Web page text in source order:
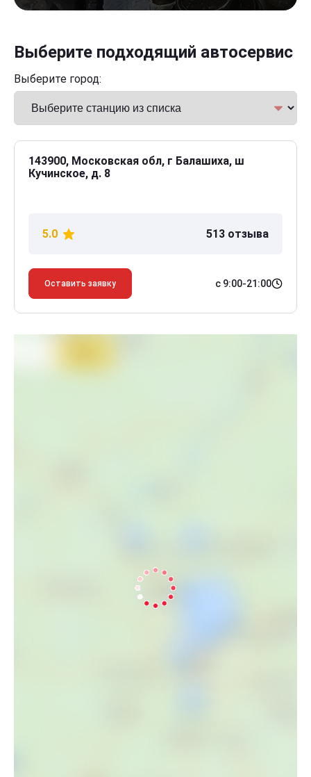
Выберите подходящий автосервис
Выберите город:
143900, Московская обл, г Балашиха, ш
Кучинское, д. 8
5.0 513 отзыва
Оставить заявку с 9:00-21:00